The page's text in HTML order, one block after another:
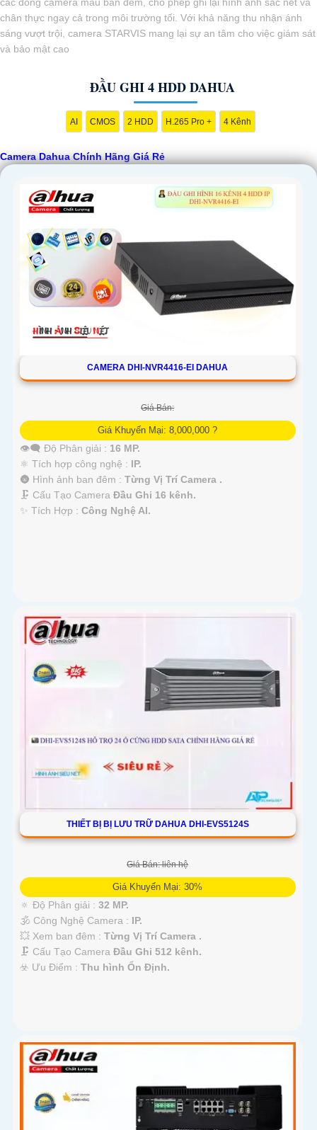
chân thực ngay cả trong môi trường tối. Với khả năng thu nhận ánh
sáng vượt trội, camera STARVIS mang lại sự an tâm cho việc giám sát
và bảo mật cao
ĐẦU GHI 4 HDD DAHUA
AI CMOS 2 HDD H.265 Pro + 4 Kênh
Camera Dahua Chính Hãng Giá Rẻ
CAMERA DHI-NVR4416-EI DAHUA
Giá Bán:
Giá Khuyến Mại: 8,000,000 ?
👁️‍🗨 Độ Phân giải : 16 MP.
⚛️ Tích hợp công nghệ : IP.
🌚 Hình ảnh ban đêm : Từng Vị Trí Camera .
🗜️ Cấu Tạo Camera Đầu Ghi 16 kênh.
️✨ Tích Hợp : Công Nghệ AI.
THIẾT BỊ BỊ LƯU TRỮ DAHUA DHI-EVS5124S
Giá Bán: liên hệ
Giá Khuyến Mại: 30%
🔅 Độ Phân giải : 32 MP.
🕉️ Công Nghệ Camera : IP.
💥 Xem ban đêm : Từng Vị Trí Camera .
🗜️ Cấu Tạo Camera Đầu Ghi 512 kênh.
️☣️ Ưu Điểm : Thu hình Ổn Định.